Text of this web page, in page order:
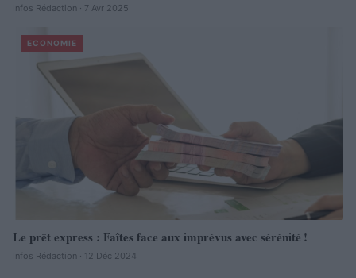
Infos Rédaction · 7 Avr 2025
ECONOMIE
Le prêt express : Faîtes face aux imprévus avec sérénité !
Infos Rédaction · 12 Déc 2024